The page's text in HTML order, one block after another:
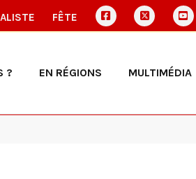
FÊTE
? EN RÉGIONS MULTIMÉDIA